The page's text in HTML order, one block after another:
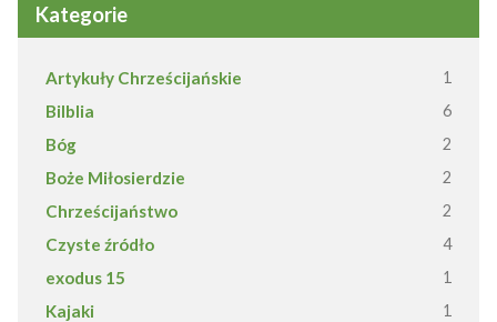
Kategorie
Artykuły Chrześcijańskie 1
Bilblia 6
Bóg 2
Boże Miłosierdzie 2
Chrześcijaństwo 2
Czyste źródło 4
exodus 15 1
Kajaki 1